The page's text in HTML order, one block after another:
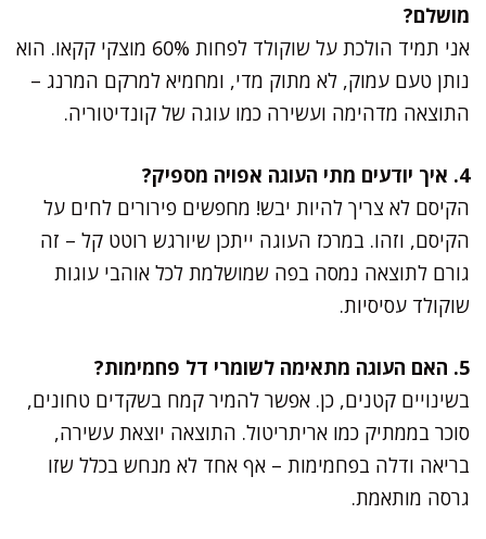
מושלם?
אני תמיד הולכת על שוקולד לפחות 60% מוצקי קקאו. הוא
נותן טעם עמוק, לא מתוק מדי, ומחמיא למרקם המרנג –
התוצאה מדהימה ועשירה כמו עוגה של קונדיטוריה.
4. איך יודעים מתי העוגה אפויה מספיק?
הקיסם לא צריך להיות יבש! מחפשים פירורים לחים על
הקיסם, וזהו. במרכז העוגה ייתכן שיורגש רוטט קל – זה
גורם לתוצאה נמסה בפה שמושלמת לכל אוהבי עוגות
שוקולד עסיסיות.
5. האם העוגה מתאימה לשומרי דל פחמימות?
בשינויים קטנים, כן. אפשר להמיר קמח בשקדים טחונים,
סוכר בממתיק כמו אריתריטול. התוצאה יוצאת עשירה,
בריאה ודלה בפחמימות – אף אחד לא מנחש בכלל שזו
גרסה מותאמת.